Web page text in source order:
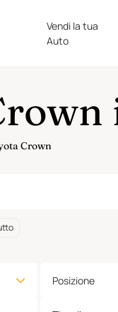
Vendi la tua
Auto
Crown
Posizione